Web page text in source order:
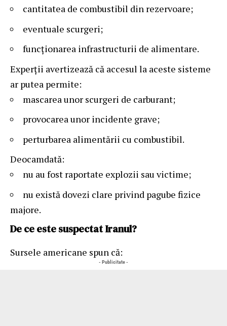
cantitatea de combustibil din rezervoare;
eventuale scurgeri;
funcționarea infrastructurii de alimentare.
Experții avertizează că accesul la aceste sisteme
ar putea permite:
mascarea unor scurgeri de carburant;
provocarea unor incidente grave;
perturbarea alimentării cu combustibil.
Deocamdată:
nu au fost raportate explozii sau victime;
nu există dovezi clare privind pagube fizice
majore.
De ce este suspectat Iranul?
Sursele americane spun că:
- Publicitate -